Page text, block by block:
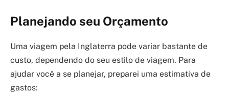
Planejando seu Orçamento
Uma viagem pela Inglaterra pode variar bastante de
custo, dependendo do seu estilo de viagem. Para
ajudar você a se planejar, preparei uma estimativa de
gastos: